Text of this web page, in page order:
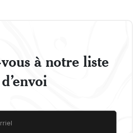
à notre liste
d’envoi